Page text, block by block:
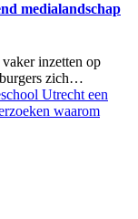
medialandschap
inzetten op
zich…